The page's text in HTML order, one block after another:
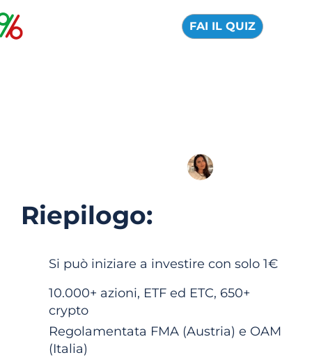
FAI IL QUIZ
Riepilogo:
Si può iniziare a investire con solo 1€
10.000+ azioni, ETF ed ETC, 650+
crypto
Regolamentata FMA (Austria) e OAM
(Italia)